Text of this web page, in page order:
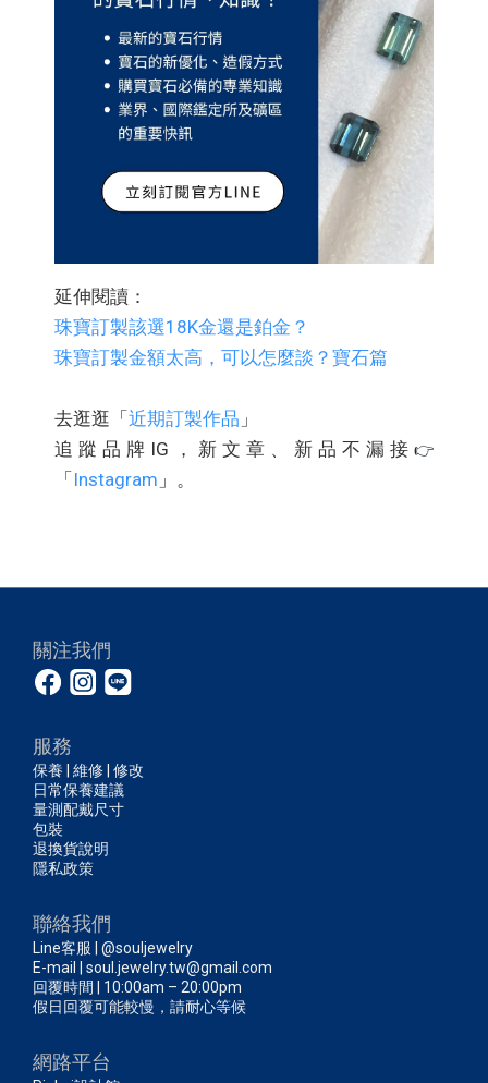
延伸閱讀：
珠寶訂製該選18K金還是鉑金？
珠寶訂製金額太高，可以怎麼談？寶石篇
去逛逛「近期訂製作品 」
追蹤品牌IG，新文章、新品不漏接 👉
「Instagram 」。
關注我們
服務
保養 | 維修 | 修改
日常保養建議
量測配戴尺寸
包裝
退換貨說明
隱私政策
聯絡我們
Line客服 | @souljewelry
E-mail | soul.jewelry.tw@gmail.com
回覆時間 | 10:00am – 20:00pm
假日回覆可能較慢，請耐心等候
網路平台